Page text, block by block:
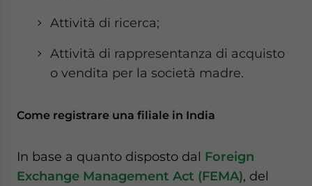
Attività di ricerca;
Attività di rappresentanza di acquisto
o vendita per la società madre.
Come registrare una filiale in India
In base a quanto disposto dal Foreign
Exchange Management Act (FEMA), del